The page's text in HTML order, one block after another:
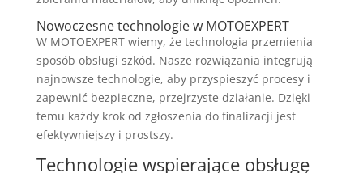
Nowoczesne technologie w MOTOEXPERT
W MOTOEXPERT wiemy, że technologia przemienia
sposób obsługi szkód. Nasze rozwiązania integrują
najnowsze technologie, aby przyspieszyć procesy i
zapewnić bezpieczne, przejrzyste działanie. Dzięki
temu każdy krok od zgłoszenia do finalizacji jest
efektywniejszy i prostszy.
Technologie wspierające obsługę